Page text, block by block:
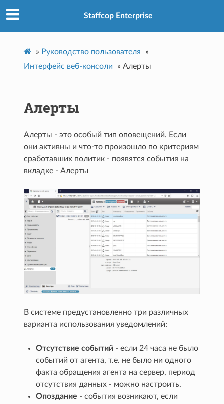
Staffcop Enterprise
» Руководство пользователя
»
Интерфейс веб-консоли
» Алерты
Алерты
Алерты - это особый тип оповещений. Если
они активны и что-то произошло по критериям
сработавших политик - появятся события на
вкладке - Алерты
В системе предустановленно три различных
варианта использования уведомлений:
Отсутствие событий - если 24 часа не было
событий от агента, т.е. не было ни одного
факта обращения агента на сервер, период
отсутствия данных - можно настроить.
Опоздание - события возникают, если